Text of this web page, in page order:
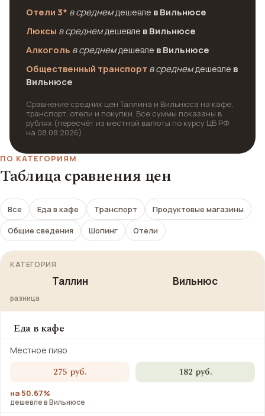
Отели 3* в среднемдешевле в Вильнюсе
Люксы в среднемдешевле в Вильнюсе
Алкоголь в среднемдешевле в Вильнюсе
Общественный транспорт в среднемдешевле в
Вильнюсе
Сравнение средних цен Таллина и Вильнюса на кафе,
транспорт, отели и покупки. Все суммы показаны в
рублях (пересчёт из местной валюты по курсу ЦБ РФ
на 08.08.2026).
ПО КАТЕГОРИЯМ
Таблица сравнения цен
Все Еда в кафе Транспорт
Продуктовые магазины
Общие сведения
Шопинг Отели
КАТЕГОРИЯ
Таллин Вильнюс
разница
Еда в кафе
Местное пиво
275 руб. 182 руб.
на 50.67%
дешевле в Вильнюсе